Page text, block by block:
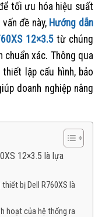
tối ưu hóa hiệu suất
đề này, Hướng dẫn
12×3.5từ chúng
chuẩn xác. Thông qua
lập cấu hình, bảo
doanh nghiệp nâng
12×3.5 là lựa
bị Dell R760XS là
hoạt của hệ thống ra